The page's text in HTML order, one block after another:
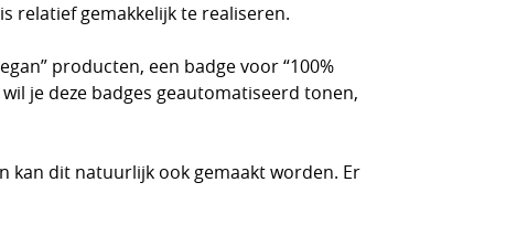
relatief gemakkelijk te realiseren.
producten, een badge voor “100%
je deze badges geautomatiseerd tonen,
kan dit natuurlijk ook gemaakt worden. Er